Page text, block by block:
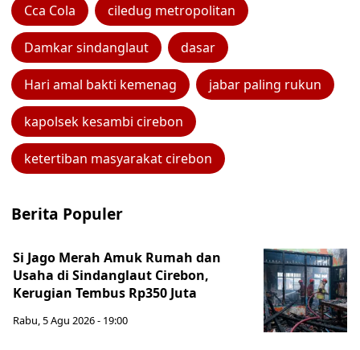
Cca Cola ciledug metropolitan
Damkar sindanglaut dasar
Hari amal bakti kemenag jabar paling rukun
kapolsek kesambi cirebon
ketertiban masyarakat cirebon
Berita Populer
Si Jago Merah Amuk Rumah dan
Usaha di Sindanglaut Cirebon,
Kerugian Tembus Rp350 Juta
Rabu, 5 Agu 2026 - 19:00